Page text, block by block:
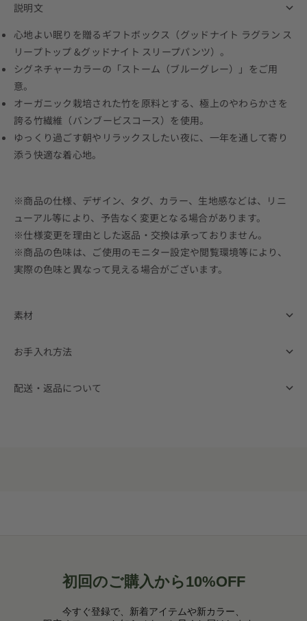
説明文
心地よい眠りを贈るギフトボックス（グッドナイト ラグラン ス
リープトップ &グッドナイト スリープパンツ）。
シグネチャーカラーの「ストーム（ブルーグレー）」をご用
意。
オーガニック栽培された竹を原料とする、極上のやわらかさを
誇る竹繊維（バンブービスコース）を使用。
ゆっくり過ごす朝やリラックスしたい夜に、一年を通して寄り
添う快適な着心地。
※商品の仕様、デザイン、タグ、カラー、生地感などは、リニ
ューアル等により、予告なく変更となる場合があります。
※仕様変更を理由とした返品・交換は承っておりません。
※商品の色味は、ご使用のモニター設定や閲覧環境等により、
実際の色味と異なって見える場合がございます。
素材
お手入れ方法
配送・返品について
初回のご購入から10%OFF
今すぐ登録で、新着アイテムや新カラー、